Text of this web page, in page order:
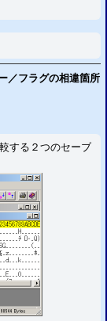
／フラグの相違箇所
する２つのセーブ